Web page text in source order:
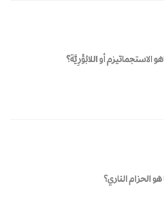
الاستجماتيزم أو اللابُؤْرِيَّة؟
هو الحزام الناري؟